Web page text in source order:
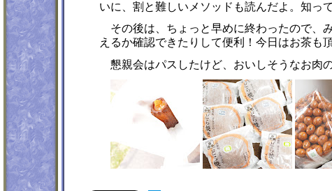
いに、割と難しいメソッドも読んだよ。知っ
その後は、ちょっと早めに終わったので、
えるか確認できたりして便利！今日はお茶も
懇親会はパスしたけど、おいしそうなお肉